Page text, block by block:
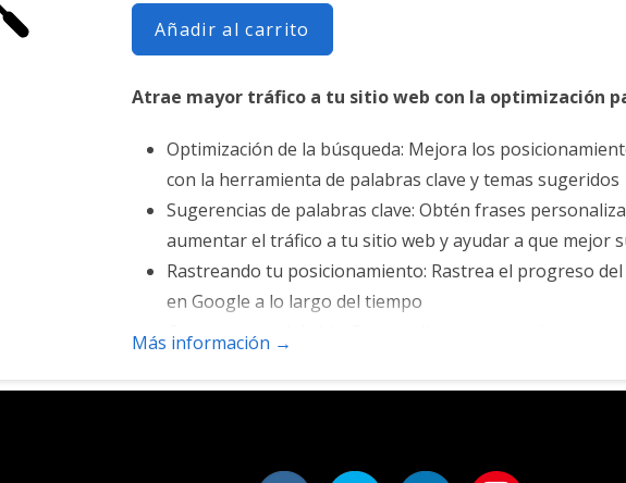
Añadir al carrito
Atrae mayor tráfico a tu sitio web con la optimización
Optimización de la búsqueda: Mejora los
con la herramienta de palabras clave y temas sugeridos
Sugerencias de palabras clave: Obtén frases
aumentar el tráfico a tu sitio web y ayudar a que mejor
Rastreando tu posicionamiento: Rastrea el progreso
en Google a lo largo del tiempo
Crea tu mapa del sitio: Personaliza, crea y envía un
Más información →